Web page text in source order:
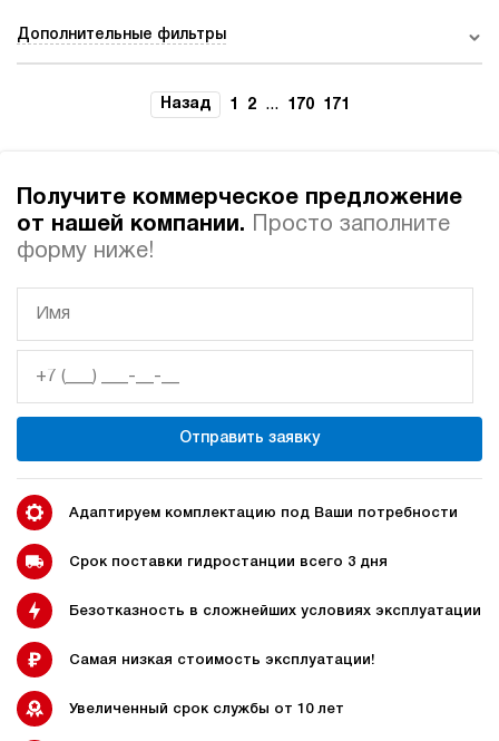
Ручные гидростанции
Гидростанции с двумя
насосами
гидростанции
Гидростанция с домкратом
Гидростанции 220 Вольт
Гидростанции мощностью 5
Гидростанции для свай Двухпоточные гидростанции
Дополнительные фильтры
Назад 1 2 ... 170 171
Получите коммерческое предложение
от нашей компании.
Просто заполните
форму ниже!
Отправить заявку
Адаптируем комплектацию под Ваши потребности
Срок поставки гидростанции всего 3 дня
Безотказность в сложнейших условиях эксплуатации
Самая низкая стоимость эксплуатации!
Увеличенный срок службы от 10 лет